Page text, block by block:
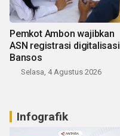
Pemkot Ambon wajibkan
ASN registrasi digitalisasi
Bansos
Selasa, 4 Agustus 2026
Infografik